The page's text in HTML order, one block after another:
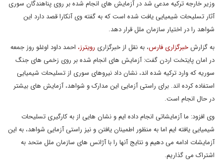
وزیر خارجه ترکیه مدعی شد در آزمایش های انجام شده بر روی پناهندگان سوری
آثار تسلیحات شیمیایی یافت شده است که به گفته وی آنکارا قصد دارد این
شواهد را در اختیار سازمان ملل قرار دهد.
به گزارشخبرگزاری فارس، به نقل از خبرگزاری رویترز، احمد داود اوغلو روز جمعه
در امان پایتخت اردن گفت: آزمایش های انجام شده بر روی زخمی های جنگ
سوریه که وارد ترکیه شده اند، نشان داد نیروهای سوری از تسلیحات شیمیایی
استفاده کرده اند. برای راستی آزمایی این مدارک و شواهد، آزمایش های بیشتر
در حال انجام است.
وی افزود: ما آزمایشاتی انجام داده ایم و نشان هایی از به کارگیری تسلیحات
شیمیایی یافته ایم اما به منظور اطمینان یافتن و نیز راستی آزمایی شواهد، به این
آزمایشات ادامه می دهیم و نتایج آنها را با آژانس های سازمان ملل متحد به
اشتراک می گذاریم.